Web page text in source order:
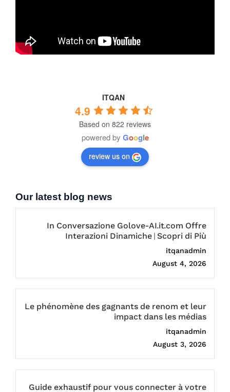
ITQAN
4.9
Based on 822 reviews
powered by Google
review us on
Our latest blog news
In Conversazione Golove-AI.it.com Offre
Interazioni Dinamiche | Scopri di Più
itqanadmin
August 4, 2026
Le phénomène des gagnants de renom et leur
impact dans les médias
itqanadmin
August 3, 2026
Guide exhaustif pour vous connecter à votre